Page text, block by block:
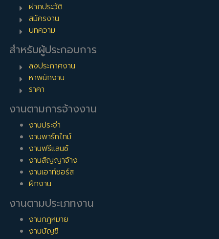
ฝากประวัติ
สมัครงาน
บทความ
สำหรับผู้ประกอบการ
ลงประกาศงาน
หาพนักงาน
ราคา
งานตามการจ้างงาน
งานประจำ
งานพาร์ทไทม์
งานฟรีแลนซ์
งานสัญญาจ้าง
งานเอาท์ซอร์ส
ฝึกงาน
งานตามประเภทงาน
งานกฎหมาย
งานบัญชี